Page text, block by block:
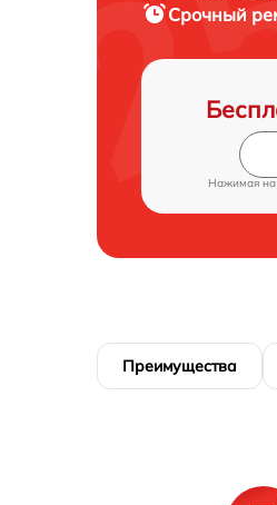
Срочный
Нажимая на
Преимущества